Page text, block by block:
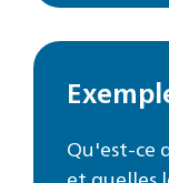
Qu'est-ce
et quelles